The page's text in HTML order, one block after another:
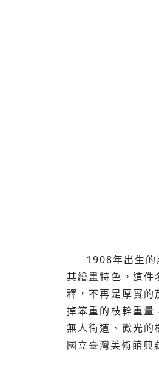
1908年出生的
其繪畫特色。這件
釋，不再是厚實的
掉笨重的枝幹重量
無人街道、微光的
國立臺灣美術館典